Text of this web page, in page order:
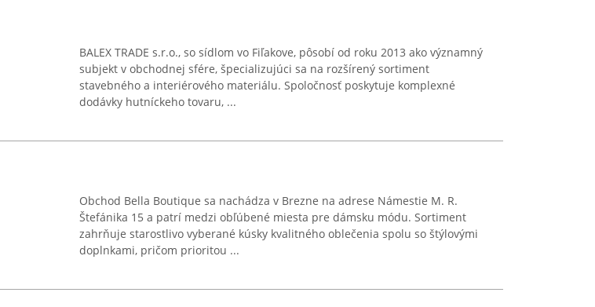
BALEX TRADE s.r.o., so sídlom vo Fiľakove, pôsobí od roku 2013 ako významný
subjekt v obchodnej sfére, špecializujúci sa na rozšírený sortiment
stavebného a interiérového materiálu. Spoločnosť poskytuje komplexné
dodávky hutníckeho tovaru, ...
Obchod Bella Boutique sa nachádza v Brezne na adrese Námestie M. R.
Štefánika 15 a patrí medzi obľúbené miesta pre dámsku módu. Sortiment
zahrňuje starostlivo vyberané kúsky kvalitného oblečenia spolu so štýlovými
doplnkami, pričom prioritou ...